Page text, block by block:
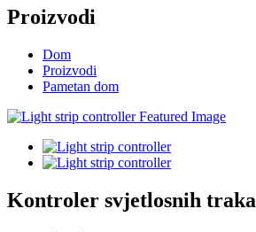
Proizvodi
Dom
Proizvodi
Pametan dom
Kontroler svjetlosnih traka